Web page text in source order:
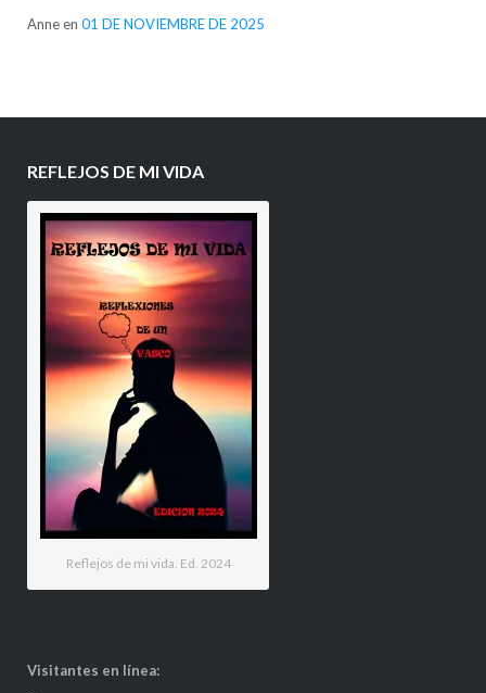
Anneen 01 DE NOVIEMBRE DE 2025
REFLEJOS DE MI VIDA
Reflejos de mi vida. Ed. 2024
Visitantes en línea: